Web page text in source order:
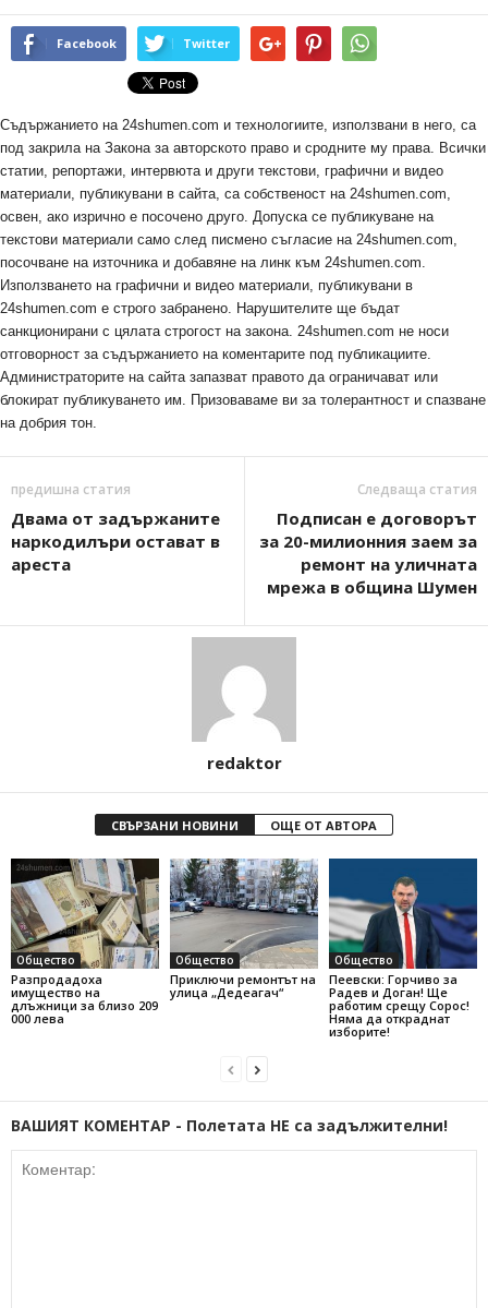
Facebook Twitter
Съдържанието на 24shumen.com и технологиите, използвани в него, са
под закрила на Закона за авторското право и сродните му права. Всички
статии, репортажи, интервюта и други текстови, графични и видео
материали, публикувани в сайта, са собственост на 24shumen.com,
освен, ако изрично е посочено друго. Допуска се публикуване на
текстови материали само след писмено съгласие на 24shumen.com,
посочване на източника и добавяне на линк към 24shumen.com.
Използването на графични и видео материали, публикувани в
24shumen.com е строго забранено. Нарушителите ще бъдат
санкционирани с цялата строгост на закона. 24shumen.com не носи
отговорност за съдържанието на коментарите под публикациите.
Администраторите на сайта запазват правото да ограничават или
блокират публикуването им. Призоваваме ви за толерантност и спазване
на добрия тон.
предишна статия
Двама от задържаните
наркодилъри остават в
ареста
Следваща статия
Подписан е договорът
за 20-милионния заем за
ремонт на уличната
мрежа в община Шумен
redaktor
СВЪРЗАНИ НОВИНИ ОЩЕ ОТ АВТОРА
Общество
Разпродадоха
имущество на
длъжници за близо 209
000 лева
Общество
Приключи ремонтът на
улица „Дедеагач“
Общество
Пеевски: Горчиво за
Радев и Доган! Ще
работим срещу Сорос!
Няма да откраднат
изборите!
ВАШИЯТ КОМЕНТАР - Полетата НЕ са задължителни!